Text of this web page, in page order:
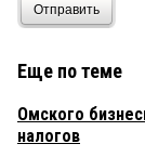
Отправить
Еще по теме
Омского
налогов